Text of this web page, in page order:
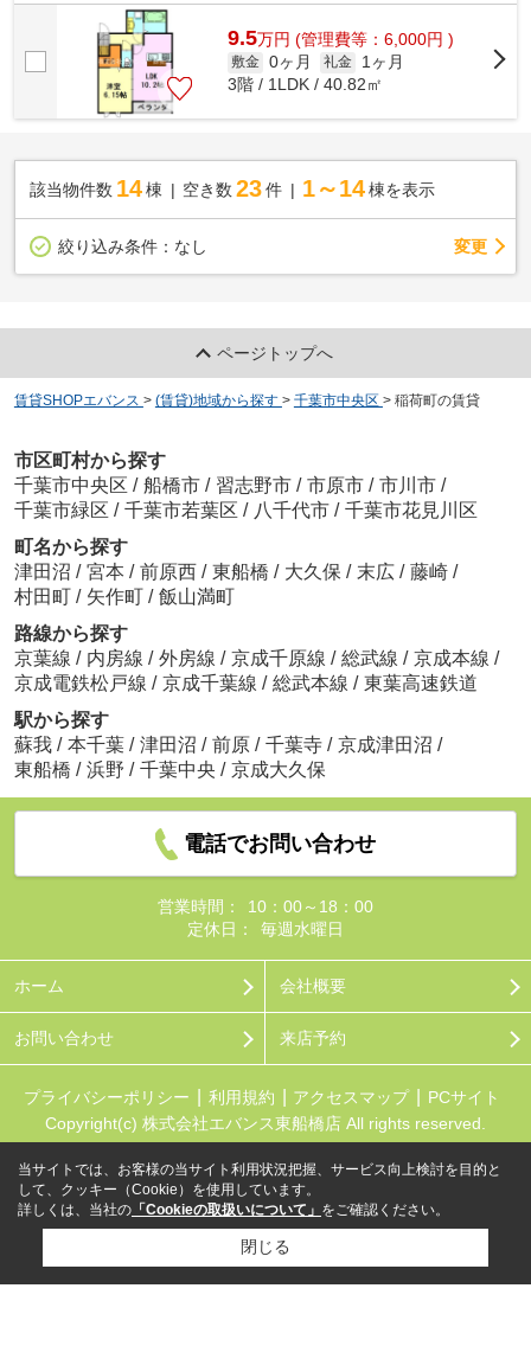
設された物件です。当社イチオシの...
9.5万円 (管理費等：6,000円 )
敷金 0ヶ月 礼金
1ヶ月
3階 / 1LDK / 40.82㎡
該当物件数 14棟 空き数 23 件 1～14 棟を表示
絞り込み条件： なし 変更
ページトップへ
賃貸SHOPエバンス > (賃貸)地域から探す > 千葉市中央区 > 稲荷町の賃貸
市区町村から探す
千葉市中央区 / 船橋市 / 習志野市 / 市原市 / 市川市 /
千葉市緑区 / 千葉市若葉区 / 八千代市 / 千葉市花見川区
町名から探す
津田沼 / 宮本 / 前原西 / 東船橋 / 大久保 / 末広 / 藤崎 /
村田町 / 矢作町 / 飯山満町
路線から探す
京葉線 / 内房線 / 外房線 / 京成千原線 / 総武線 / 京成本線 /
京成電鉄松戸線 / 京成千葉線 / 総武本線 / 東葉高速鉄道
駅から探す
蘇我 / 本千葉 / 津田沼 / 前原 / 千葉寺 / 京成津田沼 /
東船橋 / 浜野 / 千葉中央 / 京成大久保
電話でお問い合わせ
営業時間：
10：00～18：00
定休日：
毎週水曜日
ホーム 会社概要
お問い合わせ 来店予約
プライバシーポリシー 利用規約 アクセスマップ
PCサイト
Copyright(c) 株式会社エバンス東船橋店 All rights reserved.
当サイトでは、お客様の当サイト利用状況把握、サービス向上検討を目的と
して、クッキー（Cookie）を使用しています。
詳しくは、当社の 「Cookieの取扱いについて」 をご確認ください。
閉じる